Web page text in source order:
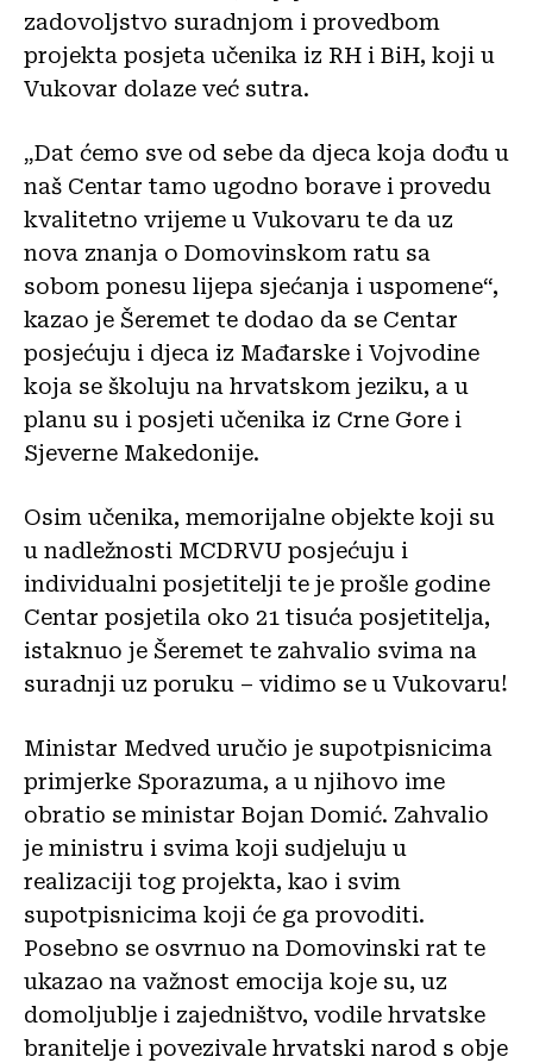
zadovoljstvo suradnjom i provedbom
projekta posjeta učenika iz RH i BiH, koji u
Vukovar dolaze već sutra.
„Dat ćemo sve od sebe da djeca koja dođu u
naš Centar tamo ugodno borave i provedu
kvalitetno vrijeme u Vukovaru te da uz
nova znanja o Domovinskom ratu sa
sobom ponesu lijepa sjećanja i uspomene“,
kazao je Šeremet te dodao da se Centar
posjećuju i djeca iz Mađarske i Vojvodine
koja se školuju na hrvatskom jeziku, a u
planu su i posjeti učenika iz Crne Gore i
Sjeverne Makedonije.
Osim učenika, memorijalne objekte koji su
u nadležnosti MCDRVU posjećuju i
individualni posjetitelji te je prošle godine
Centar posjetila oko 21 tisuća posjetitelja,
istaknuo je Šeremet te zahvalio svima na
suradnji uz poruku – vidimo se u Vukovaru!
Ministar Medved uručio je supotpisnicima
primjerke Sporazuma, a u njihovo ime
obratio se ministar Bojan Domić. Zahvalio
je ministru i svima koji sudjeluju u
realizaciji tog projekta, kao i svim
supotpisnicima koji će ga provoditi.
Posebno se osvrnuo na Domovinski rat te
ukazao na važnost emocija koje su, uz
domoljublje i zajedništvo, vodile hrvatske
branitelje i povezivale hrvatski narod s obje